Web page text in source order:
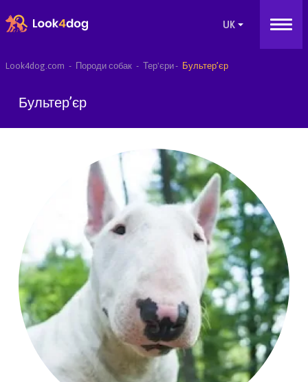
Look4dog.com Породи собак Тер'єри Бультер’єр
Бультер’єр